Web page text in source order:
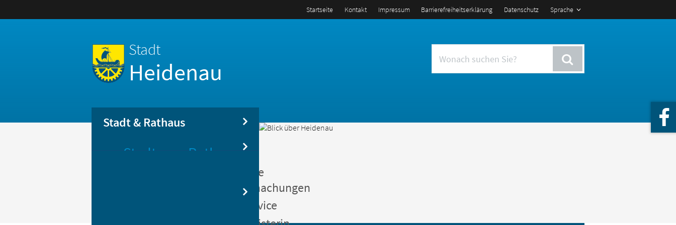
Sprache
Startseite Kontakt Impressum Barrierefreiheitserklärung Datenschutz
Stadt
Heidenau
Stadt & Rathaus
Stadt Rathaus
Öffentliche
Bekanntmachungen
Bürgerservice